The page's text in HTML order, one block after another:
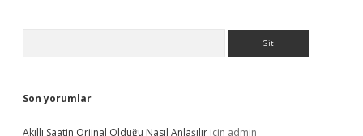
Son yorumlar
Akıllı Saatin Orjinal Olduğu Nasıl Anlaşılır için admin